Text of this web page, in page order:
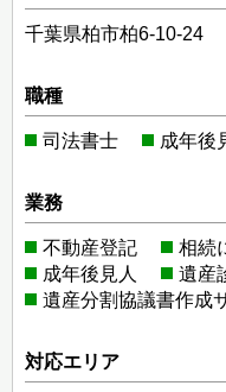
千葉県柏市柏6-10-24
職種
司法書士 成年後
業務
不動産登記
相続
成年後見人
遺産
遺産分割協議書作成
対応エリア